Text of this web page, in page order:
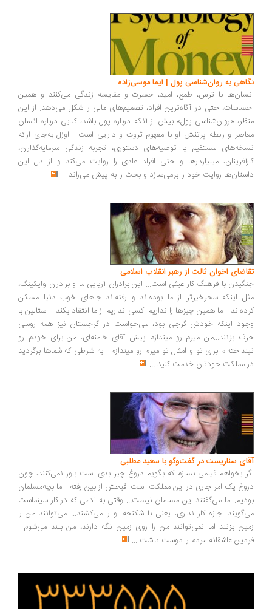
به روان‌شناسی پول | ایما موسی‌زاده
با ترس، طمع، امید، حسرت و مقایسه زندگی می‌کنند و همین
حتی در آگاه‌ترین افراد، تصمیم‌های مالی را شکل می‌دهد. از این
«روان‌شناسی پول» بیش از آنکه درباره پول باشد، کتابی درباره انسان
و رابطه پرتنش او با مفهوم ثروت و دارایی است... اوزل به‌جای ارائه
مستقیم یا توصیه‌های دستوری، تجربه زندگی سرمایه‌گذاران،
میلیاردرها و حتی افراد عادی را روایت می‌کند و از دل این
روایت خود را برمی‌سازد و بحث را به پیش می‌راند ...
اخوان ثالث از رهبر انقلاب اسلامی
با فرهنگ کار عبثی است... این برادران آریایی ما و برادران وایکینگ،
اینکه سحرخیزتر از ما بوده‌اند و رفته‌اند جاهای خوب دنیا مسکن
ما همین چیزها را نداریم. کسی نداریم از ما انتقاد بکند... استالین با
اینکه خودش گرجی بود، می‌خواست در گرجستان نیز همه روسی
بزنند...من میرم رو میندازم پیش آقای خامنه‌ای، من برای خودم رو
برای تو و امثال تو میرم رو میندازم... به شرطی که شماها برگردید
مملکت خودتان خدمت کنید...
سناریست در گفت‌وگو با سعید مطلبی
بخواهم فیلمی بسازم که بگویم دروغ چیز بدی است باور نمی‌کنند، چون
یک امر جاری در این مملکت است. قبحش از بین رفته... ما بچه‌مسلمان
اما می‌گفتند این مسلمان نیست... وقتی به آدمی که در کار سینماست
اجازه کار نداری، یعنی با شکنجه او را می‌کشند... می‌توانند من را
بزنند اما نمی‌توانند من را روی زمین نگه دارند، من بلند می‌شوم...
عاشقانه مردم را دوست داشت ...